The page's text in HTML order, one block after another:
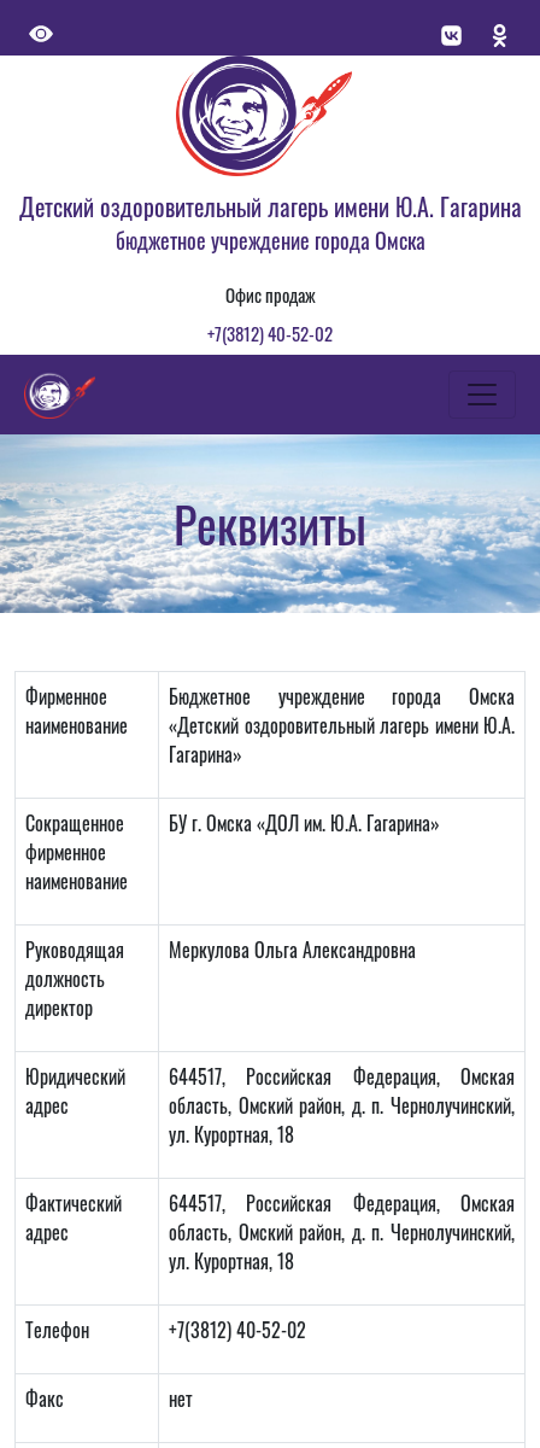
Детский оздоровительный лагерь имени Ю.А. Гагарина
бюджетное учреждение города Омска
Офис продаж
+7(3812) 40-52-02
Реквизиты
Фирменное
наименование
Бюджетное учреждение города Омска
«Детский оздоровительный лагерь имени Ю.А.
Гагарина»
Сокращенное
фирменное
наименование
БУ г. Омска «ДОЛ им. Ю.А. Гагарина»
Руководящая
должность
директор
Меркулова Ольга Александровна
Юридический
адрес
644517, Российская Федерация, Омская
область, Омский район, д. п. Чернолучинский,
ул. Курортная, 18
Фактический
адрес
644517, Российская Федерация, Омская
область, Омский район, д. п. Чернолучинский,
ул. Курортная, 18
Телефон +7(3812) 40-52-02
Факс нет